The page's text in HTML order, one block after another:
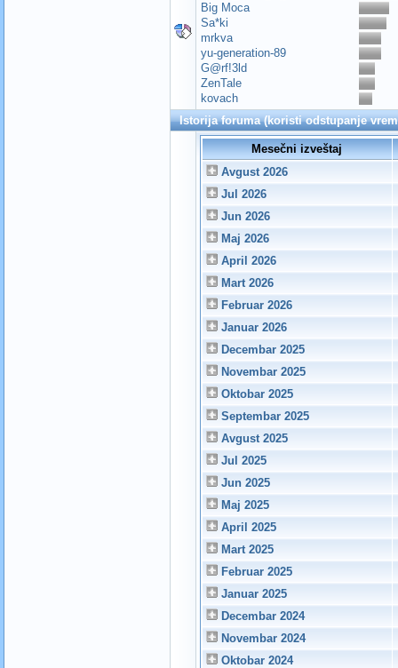
Big Moca
Sa*ki
mrkva
yu-generation-89
G@rf!3ld
ZenTale
kovach
Istorija foruma (koristi odstupanje
Mesečni izveštaj
Avgust 2026
Jul 2026
Jun 2026
Maj 2026
April 2026
Mart 2026
Februar 2026
Januar 2026
Decembar 2025
Novembar 2025
Oktobar 2025
Septembar 2025
Avgust 2025
Jul 2025
Jun 2025
Maj 2025
April 2025
Mart 2025
Februar 2025
Januar 2025
Decembar 2024
Novembar 2024
Oktobar 2024